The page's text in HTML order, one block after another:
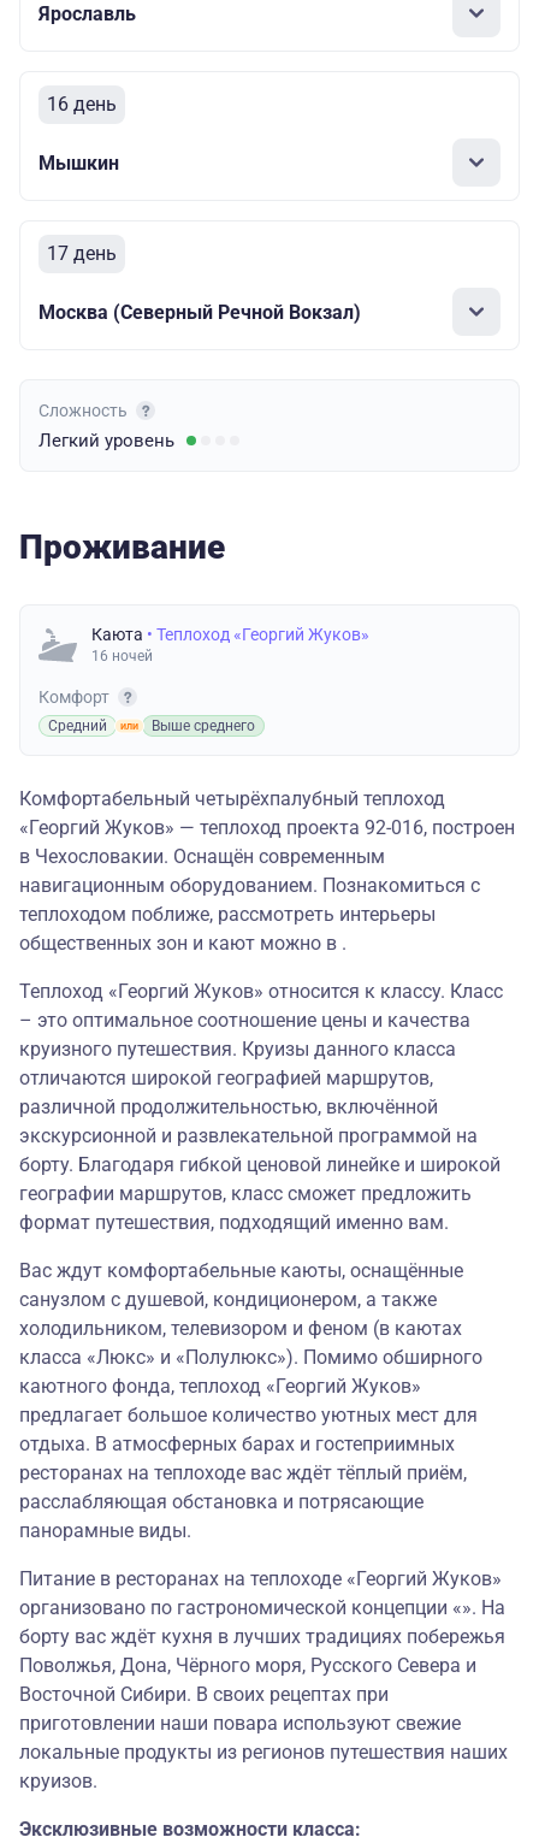
Ярославль
16 день
Мышкин
17 день
Москва (Северный Речной Вокзал)
Сложность
Легкий уровень
Проживание
Каюта • Теплоход «Георгий Жуков»
16 ночей
Комфорт
Средний Выше среднего
Комфортабельный четырёхпалубный теплоход
«Георгий Жуков» — теплоход проекта 92-016, построен
в Чехословакии. Оснащён современным
навигационным оборудованием. Познакомиться с
теплоходом поближе, рассмотреть интерьеры
общественных зон и кают можно в .
Теплоход «Георгий Жуков» относится к классу. Класс
– это оптимальное соотношение цены и качества
круизного путешествия. Круизы данного класса
отличаются широкой географией маршрутов,
различной продолжительностью, включённой
экскурсионной и развлекательной программой на
борту. Благодаря гибкой ценовой линейке и широкой
географии маршрутов, класс сможет предложить
формат путешествия, подходящий именно вам.
Вас ждут комфортабельные каюты, оснащённые
санузлом с душевой, кондиционером, а также
холодильником, телевизором и феном (в каютах
класса «Люкс» и «Полулюкс»). Помимо обширного
каютного фонда, теплоход «Георгий Жуков»
предлагает большое количество уютных мест для
отдыха. В атмосферных барах и гостеприимных
ресторанах на теплоходе вас ждёт тёплый приём,
расслабляющая обстановка и потрясающие
панорамные виды.
Питание в ресторанах на теплоходе «Георгий Жуков»
организовано по гастрономической концепции «». На
борту вас ждёт кухня в лучших традициях побережья
Поволжья, Дона, Чёрного моря, Русского Севера и
Восточной Сибири. В своих рецептах при
приготовлении наши повара используют свежие
локальные продукты из регионов путешествия наших
круизов.
Эксклюзивные возможности класса: